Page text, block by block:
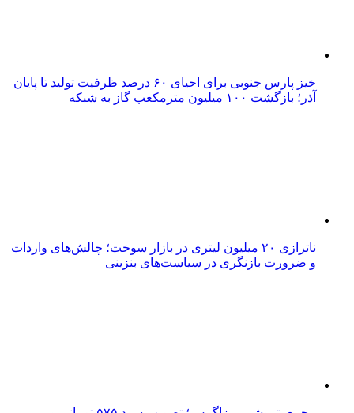
خیز پارس جنوبی برای احیای ۶۰ درصد ظرفیت تولید تا پایان
آذر؛ بازگشت ۱۰۰ میلیون مترمکعب گاز به شبکه
ناترازی ۲۰ میلیون لیتری در بازار سوخت؛ چالش‌های واردات
و ضرورت بازنگری در سیاست‌های بنزینی